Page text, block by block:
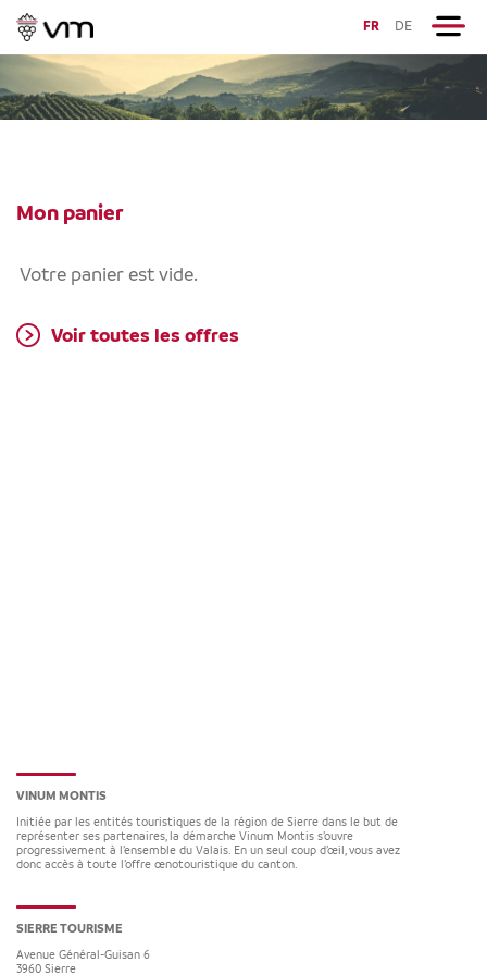
FR DE
Mon panier
Votre panier est vide.
Voir toutes les offres
VINUM MONTIS
Initiée par les entités touristiques de la région de Sierre dans le but de
représenter ses partenaires, la démarche Vinum Montis s’ouvre
progressivement à l’ensemble du Valais. En un seul coup d’œil, vous avez
donc accès à toute l’offre œnotouristique du canton.
SIERRE TOURISME
Avenue Général-Guisan 6
3960 Sierre